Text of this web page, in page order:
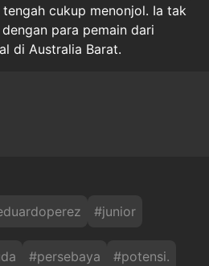
cukup menonjol. Ia tak
para pemain dari
di Australia Barat.
#junior
#persebaya #potensi.